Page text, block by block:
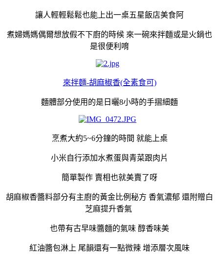
讓人輕輕鬆鬆也能上出一桌五星飯店美食阿
煮婦媽媽偶爾想放假不下廚的時候 來一碗來拌麵或是火鍋也
是很便利唷
來拌麵-胡麻椒香(全素食可)
麵體部分使用的是日曬8小時的手摺細麵
烹煮大約5~6分鐘的時間 就能上桌
小米自行添加水煮蛋與青菜跟肉片
簡單製作 賣相也就美賣了呀
胡麻椒香醬料部分有主廚的黃金比例秘方 香氣濃郁 還附贈白
芝麻提升香氣
也帶有古早味醬麵的氣味 醇香味美
紅油醬包淋上 尾韻還有一點微辣 增添層次風味